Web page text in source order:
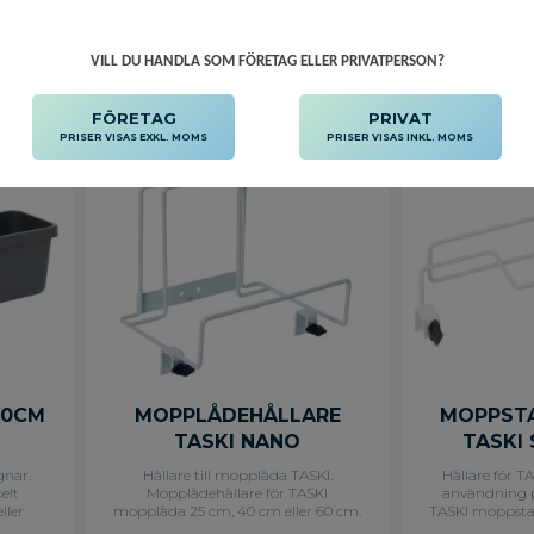
Lägg till i
MOPPLÅDEHÅLLARE
TASKI NANO
Hållare till mopplåda TASKI.
Mopplådehållare för TASKI
mopplåda 25 cm, 40 cm eller 60 cm.
TASKI
Hållare för
användning
TASKI
VILL DU HANDLA SOM FÖRETAG ELLER PRIVATPERSON?
FÖRETAG
PRISER VISAS EXKL. MOMS
PRIVAT
PRISER VISAS INKL. MOMS